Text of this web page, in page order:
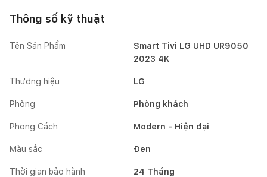
Thông số kỹ thuật
Tên Sản Phẩm
Smart Tivi LG UHD UR9050
2023 4K
Thương hiệu LG
Phòng Phòng khách
Phong Cách Modern - Hiện đại
Màu sắc Đen
Thời gian bảo hành 24 Tháng